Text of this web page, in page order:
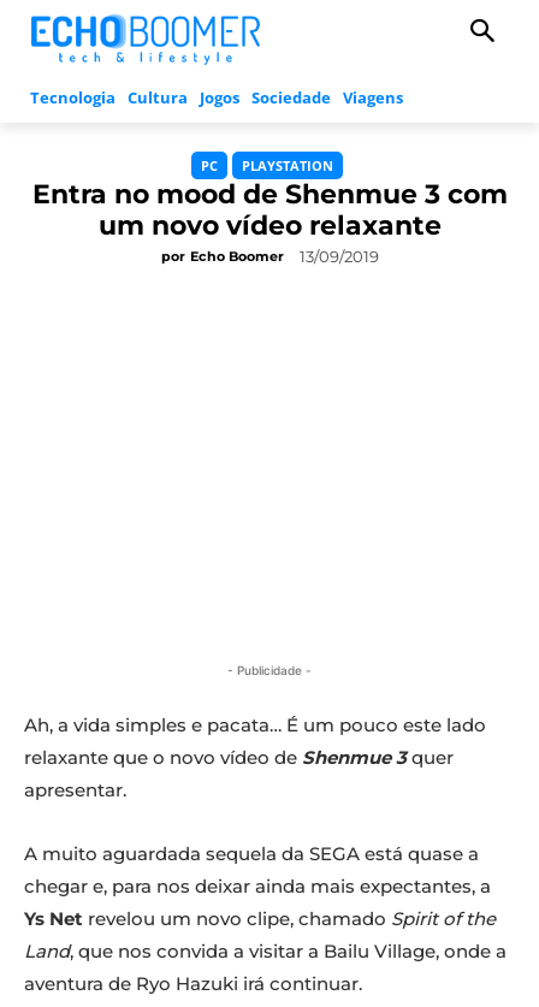
Tecnologia Cultura Jogos Sociedade Viagens
PC PLAYSTATION
Entra no mood de Shenmue 3 com
um novo vídeo relaxante
por Echo Boomer 13/09/2019
- Publicidade -
Ah, a vida simples e pacata… É um pouco este lado
relaxante que o novo vídeo de Shenmue 3quer
apresentar.
A muito aguardada sequela da SEGA está quase a
chegar e, para nos deixar ainda mais expectantes, a
Ys Net revelou um novo clipe, chamado Spirit of the
Land, que nos convida a visitar a Bailu Village, onde a
aventura de Ryo Hazuki irá continuar.